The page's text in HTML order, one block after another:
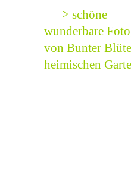
> schöne
wunderbare
von Bunter
heimischen